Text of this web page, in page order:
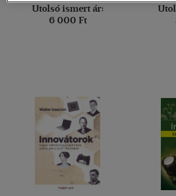
Utolsó ismert ár:
6 000 Ft